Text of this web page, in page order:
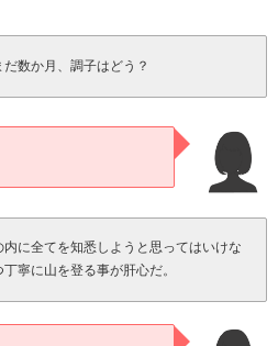
数か月、調子はどう？
内に全てを知悉しようと思ってはいけな
寧に山を登る事が肝心だ。